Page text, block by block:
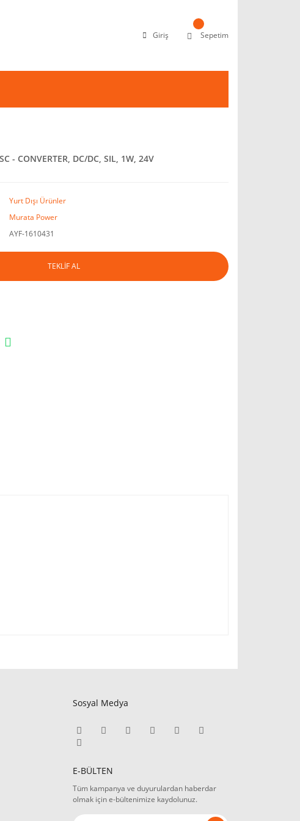
Giriş Sepetim
- CONVERTER, DC/DC, SIL, 1W, 24V
Yurt Dışı Ürünler
Murata Power
AYF-1610431
TEKLİF AL
Sosyal Medya
E-BÜLTEN
Tüm kampanya ve duyurulardan haberdar
olmak için e-bültenimize kaydolunuz.